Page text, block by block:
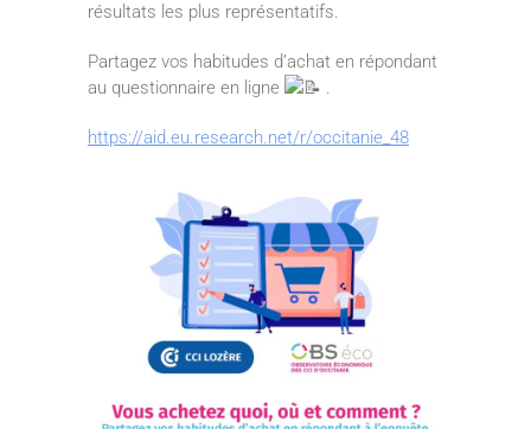
résultats les plus représentatifs.
Partagez vos habitudes d’achat en répondant
au questionnaire en ligne
.
https://aid.eu.research.net/r/occitanie_48